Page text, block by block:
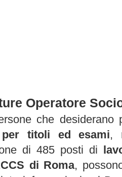
Operatore
che desiderano
per titoli ed esami,
di 485 posti di
di Roma,